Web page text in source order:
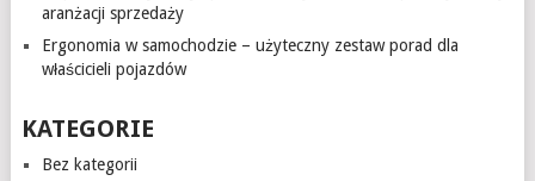
aranżacji sprzedaży
Ergonomia w samochodzie – użyteczny zestaw porad dla
właścicieli pojazdów
KATEGORIE
Bez kategorii